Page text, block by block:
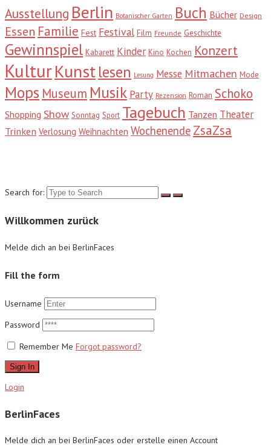
Ausstellung Berlin Botanischer Garten Buch Bücher Design
Essen Familie Fest Festival Film Freunde Geschichte
Gewinnspiel Kabarett Kinder Kino Kochen Konzert
KulturKunstlesen Lesung Messe Mitmachen Mode
Mops Museum Musik Party Rezension Roman Schoko
Shopping Show Sonntag Sport Tagebuch Tanzen Theater
Trinken Verlosung Weihnachten Wochenende ZsaZsa
Search for:
Willkommen zurück
Melde dich an bei BerlinFaces
Fill the form
Username
Password
Remember Me Forgot password?
Sign In
Login
BerlinFaces
Melde dich an bei BerlinFaces oder erstelle einen Account